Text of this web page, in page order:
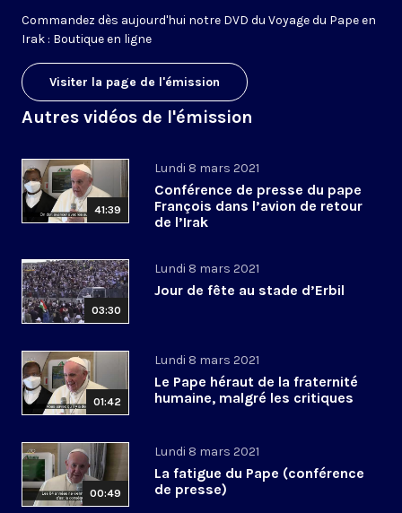
Commandez dès aujourd'hui notre DVD du Voyage du Pape en
Irak : Boutique en ligne
Visiter la page de l'émission
Autres vidéos de l'émission
41:39
Lundi 8 mars 2021
Conférence de presse du pape
François dans l’avion de retour
de l’Irak
03:30
Lundi 8 mars 2021
Jour de fête au stade d’Erbil
01:42
Lundi 8 mars 2021
Le Pape héraut de la fraternité
humaine, malgré les critiques
00:49
Lundi 8 mars 2021
La fatigue du Pape (conférence
de presse)